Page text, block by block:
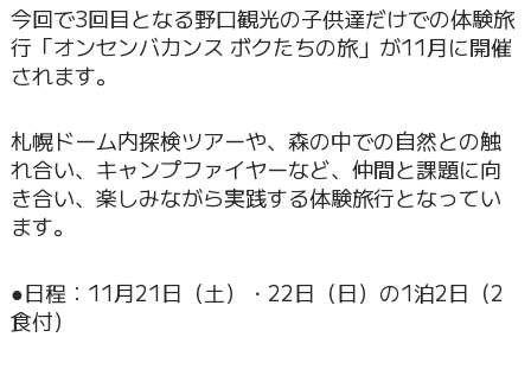
今回で3回目となる野口観光の子供達だけでの体験旅
行「オンセンバカンス ボクたちの旅」が11月に開催
されます。
札幌ドーム内探検ツアーや、森の中での自然との触
れ合い、キャンプファイヤーなど、仲間と課題に向
き合い、楽しみながら実践する体験旅行となってい
ます。
●日程：11月21日（土）・22日（日）の1泊2日（2
食付）